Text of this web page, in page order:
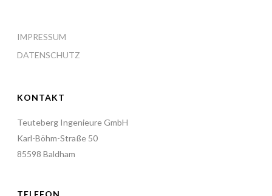
IMPRESSUM
DATENSCHUTZ
KONTAKT
Teuteberg Ingenieure GmbH
Karl-Böhm-Straße 50
85598 Baldham
TELEFON